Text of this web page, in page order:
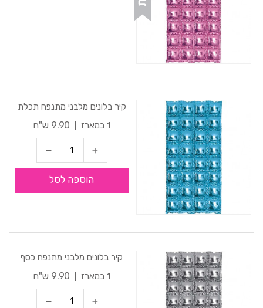
קיר בלונים מלבני מתנפח תכלת
1 במארז
9.90 ש"ח
הוספה לסל
קיר בלונים מלבני מתנפח כסף
1 במארז
9.90 ש"ח